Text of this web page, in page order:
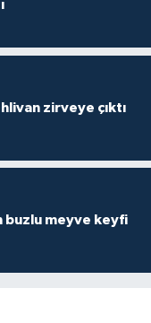
zirveye çıktı
buzlu meyve keyfi